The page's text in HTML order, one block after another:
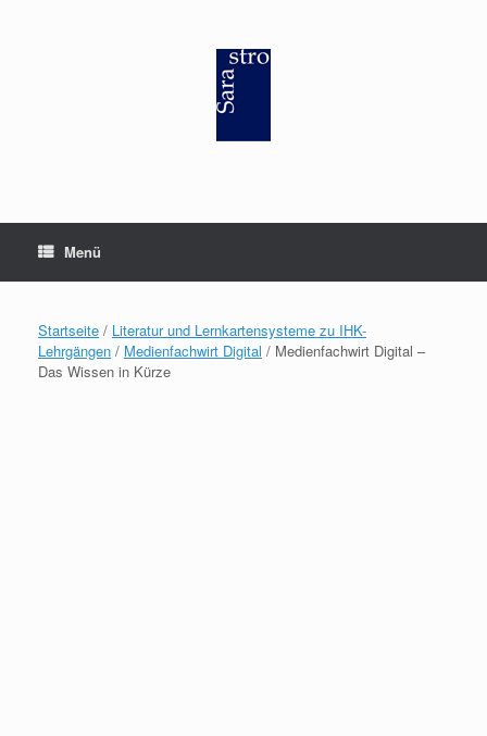
Menü
Startseite / Literatur und Lernkartensysteme zu IHK-
Lehrgängen / Medienfachwirt Digital / Medienfachwirt Digital –
Das Wissen in Kürze